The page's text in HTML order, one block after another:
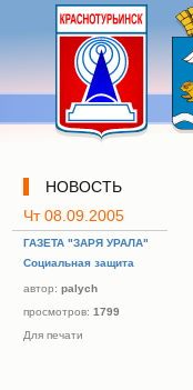
НОВОСТЬ
Чт 08.09.2005
ГАЗЕТА "ЗАРЯ УРАЛА"
Социальная защита
автор: palych
просмотров: 1799
Для печати